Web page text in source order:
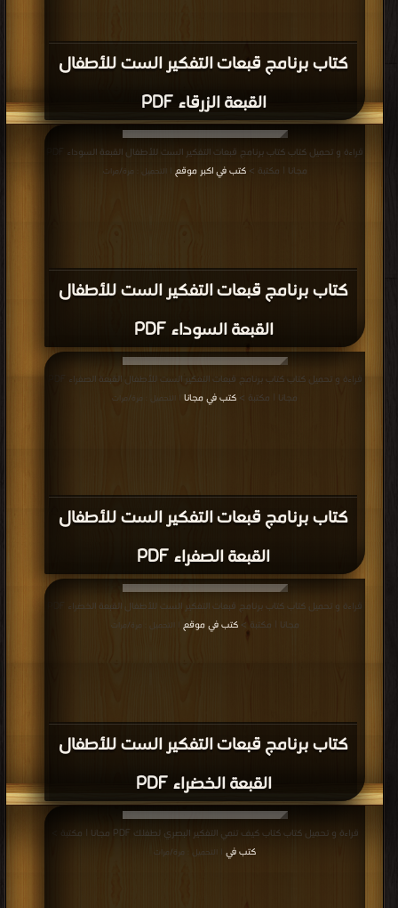
كتاب برنامج قبعات التفكير الست للأطفال
القبعة الزرقاء PDF
كتاب برنامج قبعات التفكير الست للأطفال
القبعة السوداء PDF
مجانا | مكتبة >كتب في اكبر موقع | التحميل : مرة/مرات
كتاب برنامج قبعات التفكير الست للأطفال
القبعة الصفراء PDF
مجانا | مكتبة > كتب في مجانا | التحميل : مرة/مرات
كتاب برنامج قبعات التفكير الست للأطفال
القبعة الخضراء PDF
مجانا | مكتبة >كتب في موقع | التحميل : مرة/مرات
قراءة و تحميل كتاب كتاب كيف تنمي التفكير البصري لطفلك PDF مجانا | مكتبة >
كتب في
| التحميل : مرة/مرات